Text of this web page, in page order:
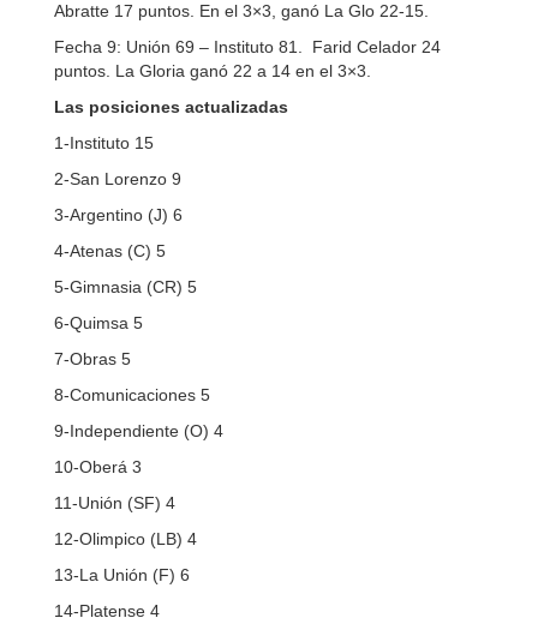
Abratte 17 puntos. En el 3×3, ganó La Glo 22-15.
Fecha 9: Unión 69 – Instituto 81. Farid Celador 24
puntos. La Gloria ganó 22 a 14 en el 3×3.
Las posiciones actualizadas
1-Instituto 15
2-San Lorenzo 9
3-Argentino (J) 6
4-Atenas (C) 5
5-Gimnasia (CR) 5
6-Quimsa 5
7-Obras 5
8-Comunicaciones 5
9-Independiente (O) 4
10-Oberá 3
11-Unión (SF) 4
12-Olimpico (LB) 4
13-La Unión (F) 6
14-Platense 4